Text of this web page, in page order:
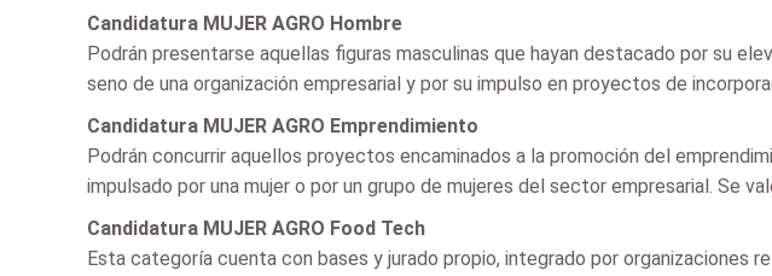
Candidatura MUJER AGRO Hombre
Podrán presentarse aquellas figuras masculinas que hayan destacado por su
seno de una organización empresarial y por su impulso en proyectos de
Candidatura MUJER AGRO Emprendimiento
Podrán concurrir aquellos proyectos encaminados a la promoción del
impulsado por una mujer o por un grupo de mujeres del sector empresarial. Se
Candidatura MUJER AGRO Food Tech
Esta categoría cuenta con bases y jurado propio, integrado por